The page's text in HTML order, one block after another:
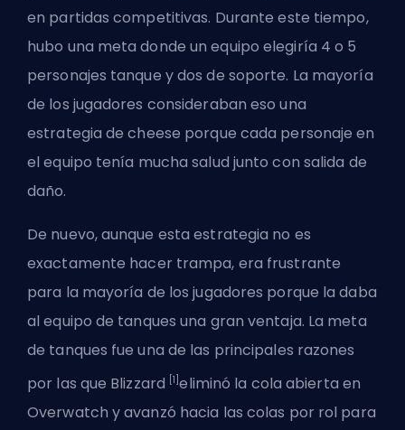
en partidas competitivas. Durante este tiempo,
hubo una meta donde un equipo elegiría 4 o 5
personajes tanque y dos de soporte. La mayoría
de los jugadores consideraban eso una
estrategia de cheese porque cada personaje en
el equipo tenía mucha salud junto con salida de
daño.
De nuevo, aunque esta estrategia no es
exactamente hacer trampa, era frustrante
para la mayoría de los jugadores porque la daba
al equipo de tanques una gran ventaja. La meta
de tanques fue una de las principales razones
por las que Blizzard [1]eliminó la cola abierta en
Overwatch y avanzó hacia las colas por rol para